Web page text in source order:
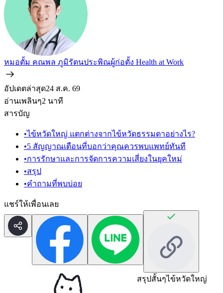
หมอตั้ม คณพล ภูมิรัตนประพิณผู้ก่อตั้ง Health at Work
อัปเดตล่าสุด24 ส.ค. 69
อ่านเพลินๆ2 นาที
สารบัญ
•ไข้หวัดใหญ่ แตกต่างจากไข้หวัดธรรมดาอย่างไร?
•5 สัญญาณเตือนที่บอกว่าคุณควรพบแพทย์ทันที
•การรักษาและการจัดการความเสี่ยงในยุคใหม่
•สรุป
•คำถามที่พบบ่อย
แชร์ให้เพื่อนเลย
สรุปสั้นๆไข้หวัดใหญ่